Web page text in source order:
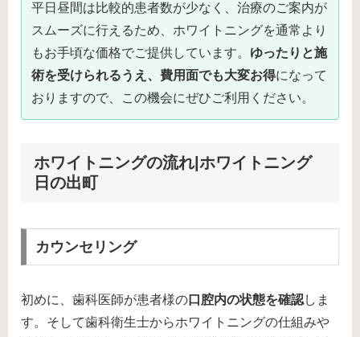
平日昼間は比較的患者数が少なく、治療のご案内が
スムーズに行えるため、ホワイトニングを通常より
もお手頃な価格でご提供しています。 ゆったりと施
術を受けられるうえ、費用面でも大変お得になって
おりますので、この機会にぜひご利用ください。
ホワイトニングの流れ|ホワイトニング
日の出町
カウンセリング
初めに、歯科医師が患者様の口腔内の状態を確認しま
す。そして歯科衛生士からホワイトニングの仕組みや